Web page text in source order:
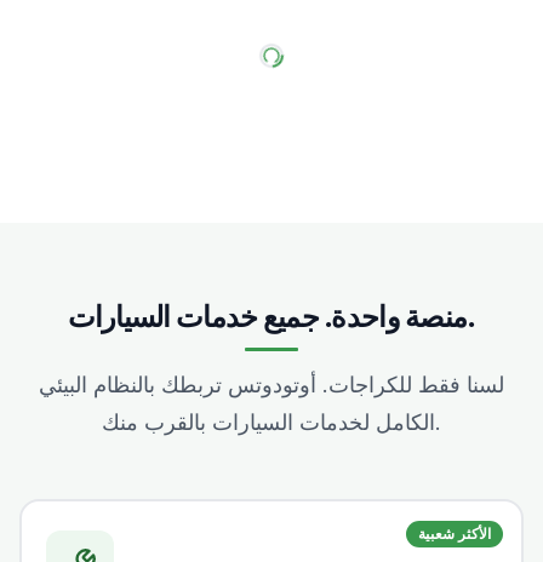
منصة واحدة. جميع خدمات السيارات.
لسنا فقط للكراجات. أوتودوتس تربطك بالنظام البيئي
الكامل لخدمات السيارات بالقرب منك.
الأكثر شعبية